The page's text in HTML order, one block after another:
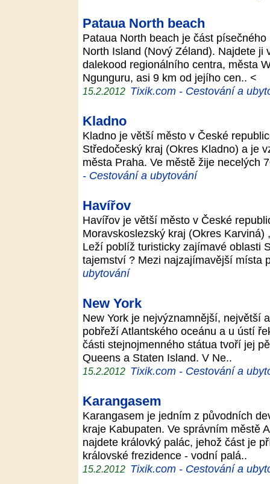
Pataua North beach
Pataua North beach je část
North Island (Nový Zéland). Najdete
dalekood regionálního centra, města
Ngunguru, asi 9 km od jejího cen.. <
15.2.2012 Tixik.com - Cestování a
Kladno
Kladno je větší město v České
Středočeský kraj (Okres Kladno) a je
města Praha. Ve městě žije necelých
- Cestování a ubytování
Havířov
Havířov je větší město v České
Moravskoslezský kraj (Okres
Leží poblíž turisticky zajímavé oblasti
tajemství ? Mezi najzajímavější místa
ubytování
New York
New York je nejvýznamnější, největší
pobřeží Atlantského oceánu a u ústí
části stejnojmenného státua tvoří jej
Queens a Staten Island. V Ne..
15.2.2012 Tixik.com - Cestování a
Karangasem
Karangasem je jedním z původních
kraje Kabupaten. Ve správním městě
najdete královký palác, jehož část je
královské frezidence - vodní palá..
15.2.2012 Tixik.com - Cestování a